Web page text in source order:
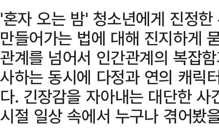
'혼자 오는 밤' 청소년에게 진정
만들어가는 법에 대해 진지하게
관계를 넘어서 인간관계의 복잡
사하는 동시에 다정과 연의 캐릭
다. 긴장감을 자아내는 대단한
시절 일상 속에서 누구나 겪어봤